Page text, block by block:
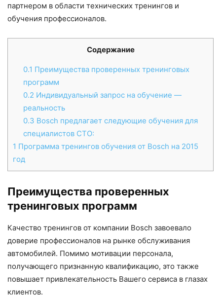
партнером в области технических тренингов и
обучения профессионалов.
Содержание
0.1 Преимущества проверенных тренинговых
программ
0.2 Индивидуальный запрос на обучение —
реальность
0.3 Bosch предлагает следующие обучения для
специалистов СТО:
1 Программа тренингов обучения от Bosch на 2015
год
Преимущества проверенных
тренинговых программ
Качество тренингов от компании Bosch завоевало
доверие профессионалов на рынке обслуживания
автомобилей. Помимо мотивации персонала,
получающего признанную квалификацию, это также
повышает привлекательность Вашего сервиса в глазах
клиентов.